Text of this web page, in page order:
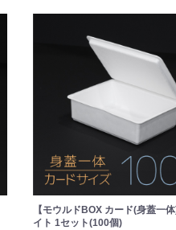
【モウルドBOX カード(身蓋一
イト 1セット(100個)